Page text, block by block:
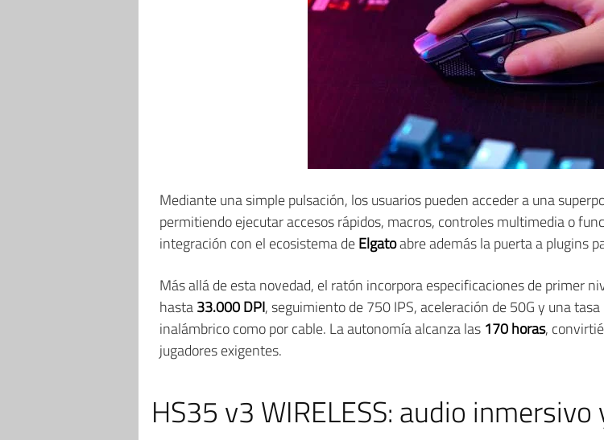
Mediante una simple pulsación, los usuarios pueden acceder a una
permitiendo ejecutar accesos rápidos, macros, controles multimedia o
integración con el ecosistema deElgatoabre además la puerta a plugins
Más allá de esta novedad, el ratón incorpora especificaciones de primer
hasta33.000 DPI, seguimiento de 750 IPS, aceleración de 50G y una
inalámbrico como por cable. La autonomía alcanza las 170 horas,
jugadores exigentes.
HS35 v3 WIRELESS: audio